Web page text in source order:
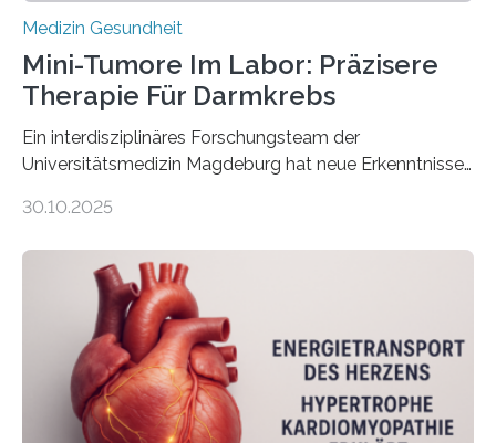
Medizin Gesundheit
Mini-Tumore Im Labor: Präzisere
Therapie Für Darmkrebs
Ein interdisziplinäres Forschungsteam der
Universitätsmedizin Magdeburg hat neue Erkenntnisse
behandelt werden kann. In ihrer aktuellen Studie,
Oncology, zeigen die Forschenden, dass Mini-Tumore
aus Gewebe von Patientinnen und Patienten –
sogenannte Organoide – genutzt werden können, um
vorab zu prüfen, welche Medikamente am besten
wirken. Dabei wurde ein Eiweiß identifiziert, das künftig
als Biomarker für die Wahl der passenden Therapie
dienen könnte. Darmkrebs zählt weltweit zu den
30.10.2025